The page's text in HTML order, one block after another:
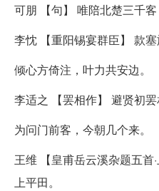
可朋 【句】 唯陪北楚三千客
李忱 【重阳锡宴群臣】 款塞
倾心方倚注，叶力共安边。
李适之 【罢相作】 避贤初罢
为问门前客，今朝几个来。
王维 【皇甫岳云溪杂题五首
上平田。